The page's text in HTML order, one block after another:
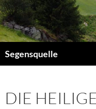
Zum
Inhalt
springen
Segensquelle
DIE